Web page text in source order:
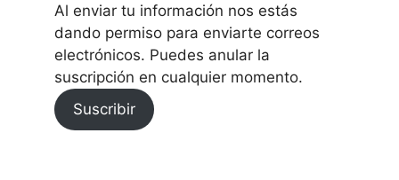
Al enviar tu información nos estás
dando permiso para enviarte correos
electrónicos. Puedes anular la
suscripción en cualquier momento.
Suscribir